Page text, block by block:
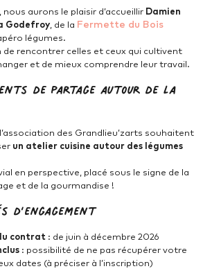
nous aurons le plaisir d’accueillir Damien
Godefroy , de la Fermette du Bois
apéro légumes.
de rencontrer celles et ceux qui cultivent
et de mieux comprendre leur travail.
de partage autour de la
des Grandlieu’zarts souhaitent
un atelier cuisine autour des légumes
en perspective, placé sous le signe de la
et de la gourmandise !
contrat : de juin à décembre 2026
: possibilité de ne pas récupérer votre
dates (à préciser à l’inscription)